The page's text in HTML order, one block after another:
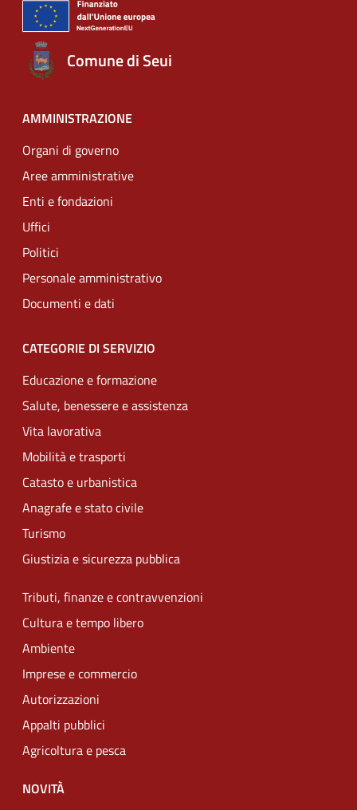
Comune di Seui
AMMINISTRAZIONE
Organi di governo
Aree amministrative
Enti e fondazioni
Uffici
Politici
Personale amministrativo
Documenti e dati
CATEGORIE DI SERVIZIO
Educazione e formazione
Salute, benessere e assistenza
Vita lavorativa
Mobilità e trasporti
Catasto e urbanistica
Anagrafe e stato civile
Turismo
Giustizia e sicurezza pubblica
Tributi, finanze e contravvenzioni
Cultura e tempo libero
Ambiente
Imprese e commercio
Autorizzazioni
Appalti pubblici
Agricoltura e pesca
NOVITÀ